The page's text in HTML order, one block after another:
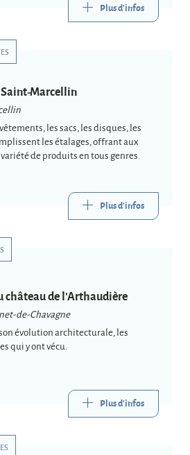
Plus d'infos
Marcellin
les sacs, les disques, les
les étalages, offrant aux
de produits en tous genres.
Plus d'infos
château de l'Arthaudière
de-Chavagne
évolution architecturale, les
qui y ont vécu.
Plus d'infos